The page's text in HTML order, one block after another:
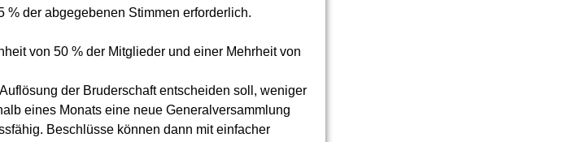
der abgegebenen Stimmen erforderlich.
von 50 % der Mitglieder und einer Mehrheit von
der Bruderschaft entscheiden soll, weniger
eines Monats eine neue Generalversammlung
Beschlüsse können dann mit einfacher